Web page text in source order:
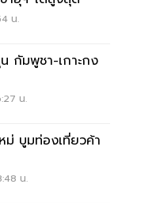
น.
น กัมพูชา-เกาะกง
น.
ม่ บูมท่องเที่ยวค้า
น.